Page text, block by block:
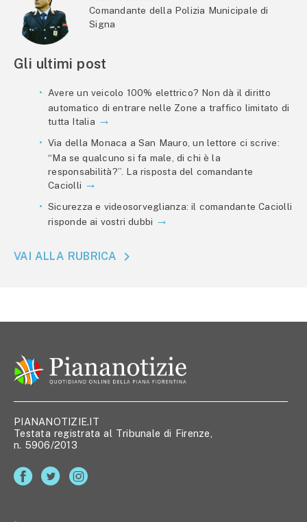
Comandante della Polizia Municipale di
Signa
Gli ultimi post
Avere un veicolo 100% elettrico? Non dà il diritto
automatico di entrare nelle Zone a traffico limitato di
tutta Italia
Via della Monaca a San Mauro, un lettore ci scrive:
“Ma se qualcuno si fa male, di chi è la
responsabilità?”. La risposta del comandante
Caciolli
Sicurezza e videosorveglianza: il comandante Caciolli
risponde ai vostri dubbi
VAI ALLA RUBRICA
PIANANOTIZIE.IT
Testata registrata al Tribunale di Firenze,
n. 5906/2013